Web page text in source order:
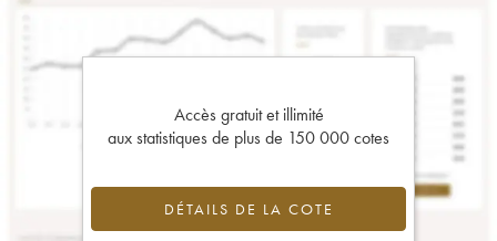
Accès gratuit et illimité
aux statistiques de plus de 150 000 cotes
DÉTAILS DE LA COTE